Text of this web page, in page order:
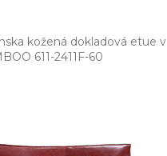
kožená dokladová etue v
611­-2411F­-60